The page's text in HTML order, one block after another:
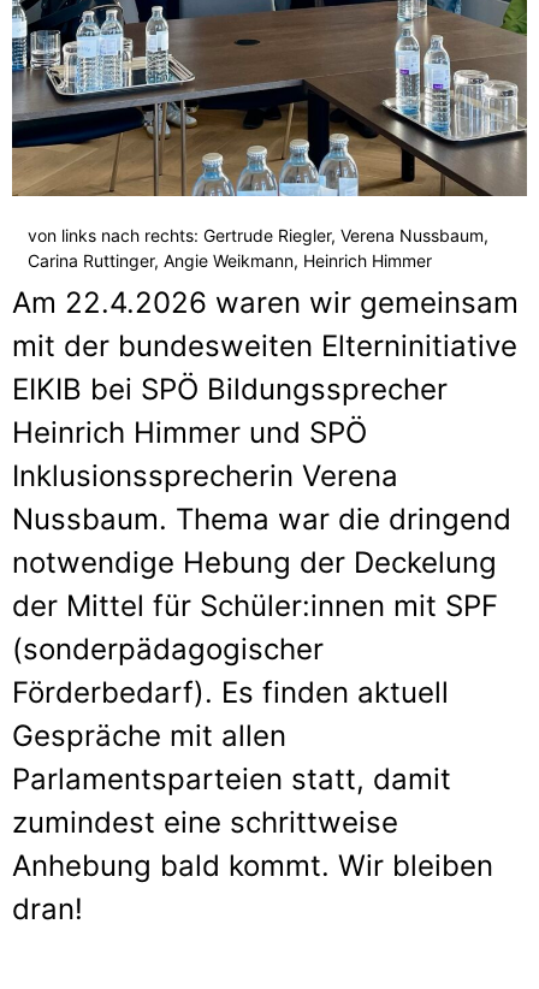
Am 22.4.2026 waren wir gemeinsam
mit der bundesweiten Elterninitiative
EIKIB bei SPÖ Bildungssprecher
Heinrich Himmer und SPÖ
Inklusionssprecherin Verena
Nussbaum. Thema war die dringend
notwendige Hebung der Deckelung
der Mittel für Schüler:innen mit SPF
(sonderpädagogischer
Förderbedarf). Es finden aktuell
Gespräche mit allen
Parlamentsparteien statt, damit
zumindest eine schrittweise
Anhebung bald kommt. Wir bleiben
dran!
von links nach rechts: Gertrude Riegler, Verena Nussbaum,
Carina Ruttinger, Angie Weikmann, Heinrich Himmer